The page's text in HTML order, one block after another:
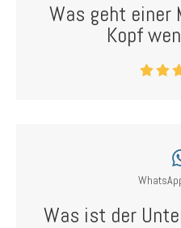
Was geht einer
Kopf
Was ist der